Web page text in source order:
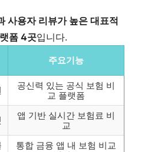
사용자 리뷰가 높은 대표적
폼 4곳입니다.
주요기능
공신력 있는 공식 보험 비
교 플랫폼
앱 기반 실시간 보험료 비
교
통합 금융 앱 내 보험 비교